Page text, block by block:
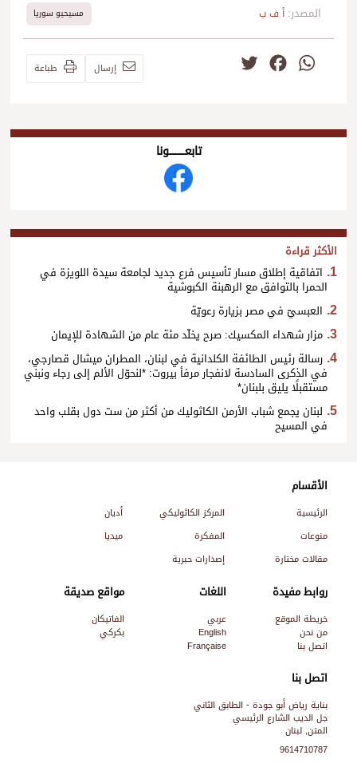
المصدر: أ ف ب مسيحيو سوريا
WhatsApp
Facebook إرسال طباعة
تابعــــــــــونا
الأكثر قراءة
اتفاقية إطلاق مسار تأسيس فرع جديد لجامعة سيدة اللويزة في
الحمرا بالتوافق مع الرهبنة الكبوشية
العبسيّ في مصر بزيارة رعويّة
مزار شهداء المكسيك: صرح يخلّد مئة عام من الشهادة للإيمان
رسالة رئيس الطائفة الكلدانية في لبنان، المطران ميشال قصارجي،
في الذكرى السادسة لانفجار مرفأ بيروت: *لنحوّل الألم إلى رجاء ونبني
مستقبلًا يليق بلبنان*
لبنان يجمع شباب الأرمن الكاثوليك من أكثر من ست دول بقلب واحد
في المسيح
اتصل بنا
بناية رياض أبو جودة - الطابق الثاني
جل الديب الشارع الرئيسي
المتن, لبنان
9614710787
الأقسام
الرئيسية المركز الكاثوليكي
أديان
منوعات
المفكرة
ميديا
مقالات مختارة
إصدارات حبرية
روابط مفيدة
خريطة الموقع
من نحن
اتصل بنا
اللغات
عربي
English
Française
مواقع صديقة
الفاتيكان
بكركي